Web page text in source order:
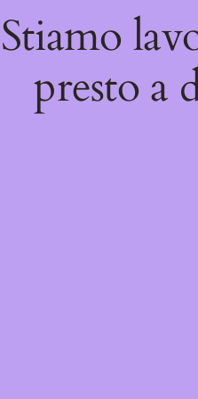
presto a